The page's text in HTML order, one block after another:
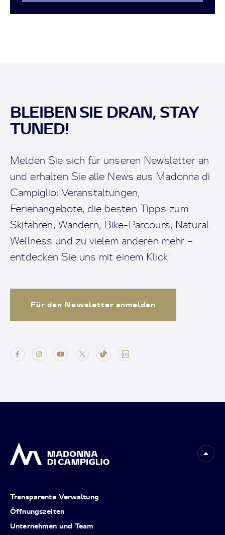
BLEIBEN SIE DRAN, STAY
TUNED!
Melden Sie sich für unseren Newsletter an
und erhalten Sie alle News aus Madonna di
Campiglio: Veranstaltungen,
Ferienangebote, die besten Tipps zum
Skifahren, Wandern, Bike-Parcours, Natural
Wellness und zu vielem anderen mehr –
entdecken Sie uns mit einem Klick!
Für den Newsletter anmelden
Transparente Verwaltung
Öffnungszeiten
Unternehmen und Team